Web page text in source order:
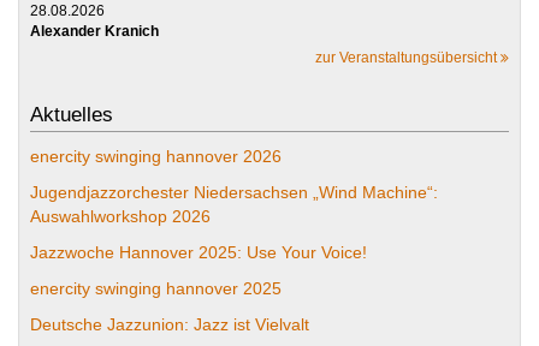
28.08.2026
Alexander Kranich
zur Veranstaltungsübersicht
Aktuelles
enercity swinging hannover 2026
Jugendjazzorchester Niedersachsen „Wind Machine“:
Auswahlworkshop 2026
Jazzwoche Hannover 2025: Use Your Voice!
enercity swinging hannover 2025
Deutsche Jazzunion: Jazz ist Vielvalt